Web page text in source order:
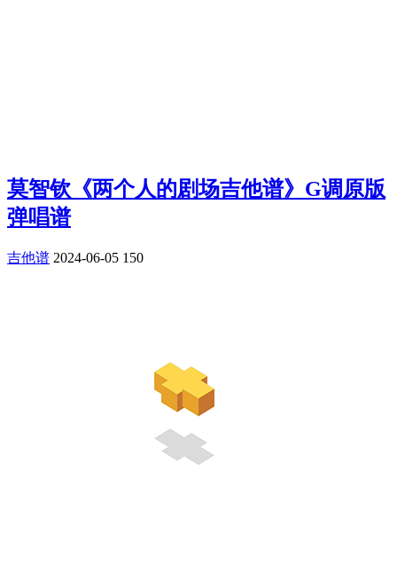
莫智钦《两个人的剧场吉他谱》G调原版
弹唱谱
吉他谱 2024-06-05 150